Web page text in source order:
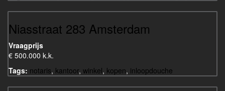
Niasstraat 283 Amsterdam
Vraagprijs
€ 500.000 k.k.
Tags: notaris, kantoor, winkel, kopen, inloopdouche